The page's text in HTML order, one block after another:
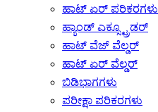
ಹಾಟ್ ಏರ್ ಪರಿಕರಗಳು
ಹ್ಯಾಂಡ್ ಎಕ್ಸ್ಟ್ರೂಡರ್
ಹಾಟ್ ವೆಜ್ ವೆಲ್ಡರ್
ಹಾಟ್ ಏರ್ ವೆಲ್ಡರ್
ಬಿಡಿಭಾಗಗಳು
ಪರೀಕ್ಷಾ ಪರಿಕರಗಳು